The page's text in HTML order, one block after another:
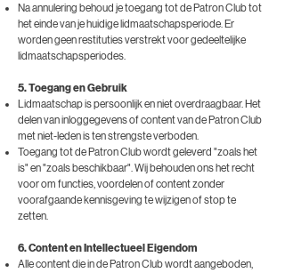
Na annulering behoud je toegang tot de Patron Club tot
het einde van je huidige lidmaatschapsperiode. Er
worden geen restituties verstrekt voor gedeeltelijke
lidmaatschapsperiodes.
5. Toegang en Gebruik
Lidmaatschap is persoonlijk en niet overdraagbaar. Het
delen van inloggegevens of content van de Patron Club
met niet-leden is ten strengste verboden.
Toegang tot de Patron Club wordt geleverd "zoals het
is" en "zoals beschikbaar". Wij behouden ons het recht
voor om functies, voordelen of content zonder
voorafgaande kennisgeving te wijzigen of stop te
zetten.
6. Content en Intellectueel Eigendom
Alle content die in de Patron Club wordt aangeboden,